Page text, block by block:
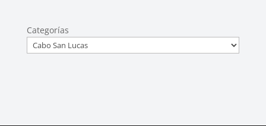
Categorías